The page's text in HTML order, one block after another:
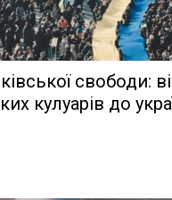
свободи:
кулуарів до